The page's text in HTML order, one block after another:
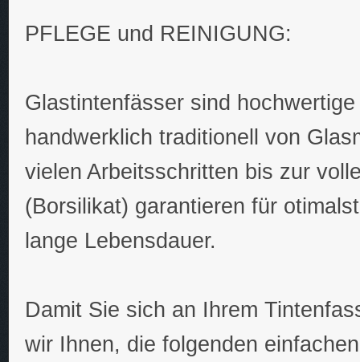
PFLEGE und REINIGUNG:
Glastintenfässer sind
handwerklich traditionell von
vielen Arbeitsschritten bis zur
(Borsilikat) garantieren für
lange Lebensdauer.
Damit Sie sich an Ihrem
wir Ihnen, die folgenden